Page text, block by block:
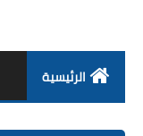
الرئيسية